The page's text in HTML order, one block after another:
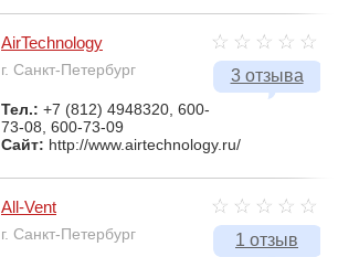
3 отзыва
AirTechnology
г. Санкт-Петербург
Тел.: +7 (812) 4948320, 600-
73-08, 600-73-09
Сайт: http://www.airtechnology.ru/
1 отзыв
All-Vent
г. Санкт-Петербург